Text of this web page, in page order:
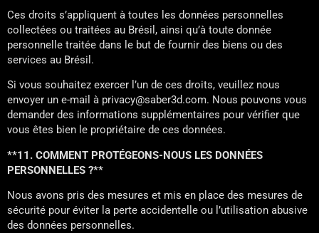
Ces droits s’appliquent à toutes les données personnelles
collectées ou traitées au Brésil, ainsi qu’à toute donnée
personnelle traitée dans le but de fournir des biens ou des
services au Brésil.
Si vous souhaitez exercer l’un de ces droits, veuillez nous
envoyer un e-mail à privacy@saber3d.com. Nous pouvons vous
demander des informations supplémentaires pour vérifier que
vous êtes bien le propriétaire de ces données.
**11. COMMENT PROTÉGEONS-NOUS LES DONNÉES
PERSONNELLES ?**
Nous avons pris des mesures et mis en place des mesures de
sécurité pour éviter la perte accidentelle ou l’utilisation abusive
des données personnelles.